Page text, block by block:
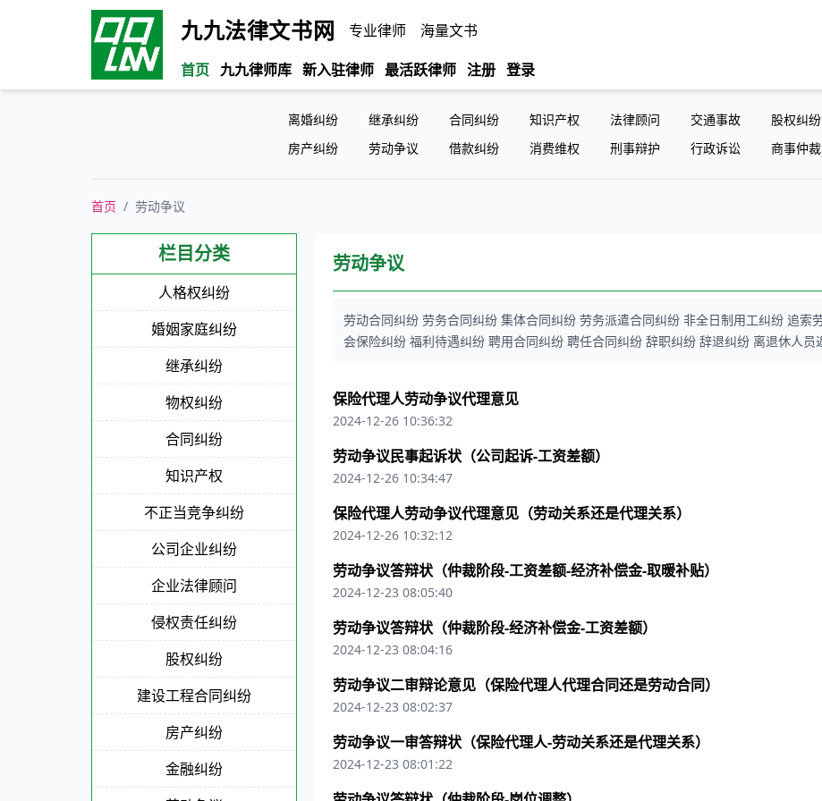
九九法律文书网 专业律师
海量文书
首页 九九律师库 新入驻律师 最活跃律师 注册 登录
离婚纠纷 继承纠纷 合同纠纷 知识产权 法律顾问 交通事故 股权纠纷
房产纠纷
劳动争议 借款纠纷 消费维权 刑事辩护 行政诉讼 商事仲裁
首页 / 劳动争议
栏目分类
人格权纠纷
婚姻家庭纠纷
继承纠纷
物权纠纷
合同纠纷
知识产权
不正当竞争纠纷
公司企业纠纷
企业法律顾问
侵权责任纠纷
股权纠纷
建设工程合同纠纷
房产纠纷
金融纠纷
劳动争议
劳动合同纠纷 劳务合同纠纷 集体合同纠纷 劳务派遣合同纠纷 非全日制用工纠纷 追索
会保险纠纷 福利待遇纠纷 聘用合同纠纷 聘任合同纠纷 辞职纠纷 辞退纠纷 离退休人员
保险代理人劳动争议代理意见
2024-12-26 10:36:32
劳动争议民事起诉状（公司起诉-工资差额）
2024-12-26 10:34:47
保险代理人劳动争议代理意见（劳动关系还是代理关系）
2024-12-26 10:32:12
劳动争议答辩状（仲裁阶段-工资差额-经济补偿金-取暖补贴）
2024-12-23 08:05:40
劳动争议答辩状（仲裁阶段-经济补偿金-工资差额）
2024-12-23 08:04:16
劳动争议二审辩论意见（保险代理人代理合同还是劳动合同）
2024-12-23 08:02:37
劳动争议一审答辩状（保险代理人-劳动关系还是代理关系）
2024-12-23 08:01:22